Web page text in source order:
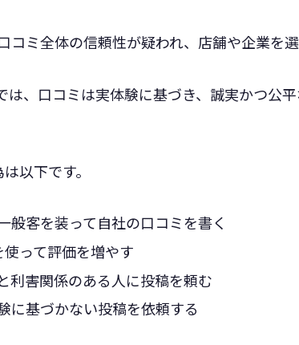
コミ全体の信頼性が疑われ、店舗や企業を
、口コミは実体験に基づき、誠実かつ公
以下です。
般客を装って自社の口コミを書く
って評価を増やす
利害関係のある人に投稿を頼む
に基づかない投稿を依頼する